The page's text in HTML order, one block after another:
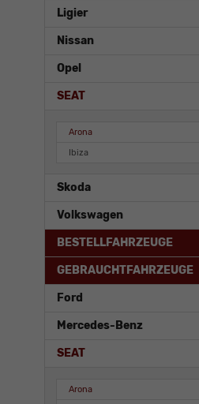
Ligier
Nissan
Opel
SEAT
Arona
Ibiza
Skoda
Volkswagen
BESTELLFAHRZEUGE
GEBRAUCHTFAHRZEUGE
Ford
Mercedes-Benz
SEAT
Arona